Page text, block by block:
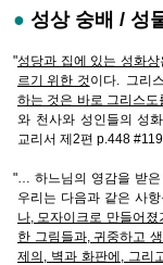
● 성상 숭배 / 성
"성당과 집에 있는 성화상
르기 위한 것이다. 그리
하는 것은 바로 그리스도
와 천사와 성인들의 성
교리서 제2편 p.448
"… 하느님의 영감을 받은
우리는 다음과 같은 사
나, 모자이크로 만들어
한 그림들과, 귀중하고
제의, 벽과 화판에, 그리